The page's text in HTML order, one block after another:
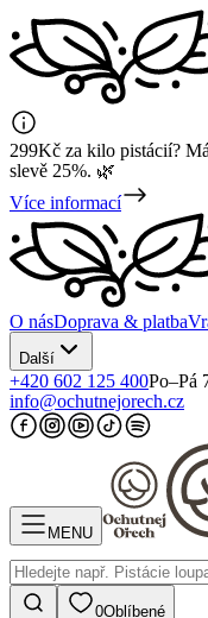
299Kč za kilo pistácií?
slevě 25%. 🌿
Více informací
O násDoprava & platba
Další
+420 602 125 400Po–Pá
info@ochutnejorech.cz
MENU
0Oblíbené